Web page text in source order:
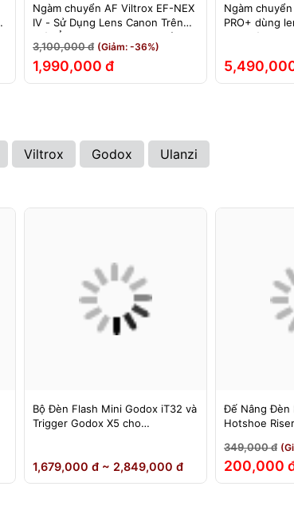
Ngàm chuyển AF Viltrox EF-NEX
IV - Sử Dụng Lens Canon Trên
Máy Ảnh Sony E-Mount - Bảo
Hành 12 Tháng.
3,100,000 đ (Giảm: -36%)
1,990,000 đ
Ngàm chuyển
PRO+ dùng
cho máy
Viltrox Godox Ulanzi
Bộ Đèn Flash Mini Godox iT32 và
Trigger Godox X5 cho
1,679,000 đ ~ 2,849,000 đ
Đế Nâng Đèn
Hotshoe
iA32 Lux
349,000 đ
200,000